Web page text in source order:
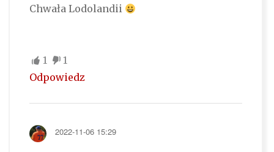
Chwała Lodolandii
1
1
Odpowiedz
2022-11-06 15:29